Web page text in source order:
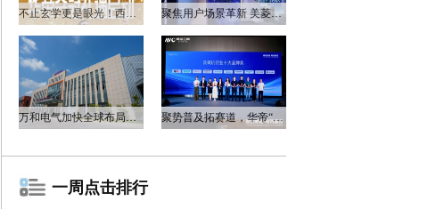
不止玄学更是眼光！西班牙队夺冠，华帝火速官宣启动兑奖福利 聚焦用户场景革新 美菱产品创新打造差异化居家体验
万和电气加快全球布局，海外营收占比升至四成 聚势普及拓赛道，华帝“亮剑”洗碗机峰会，破局存量换新
一周点击排行